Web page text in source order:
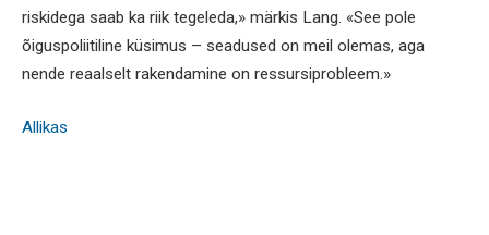
riskidega saab ka riik tegeleda,» märkis Lang. «See pole
õiguspoliitiline küsimus – seadused on meil olemas, aga
nende reaalselt rakendamine on ressursiprobleem.»
Allikas